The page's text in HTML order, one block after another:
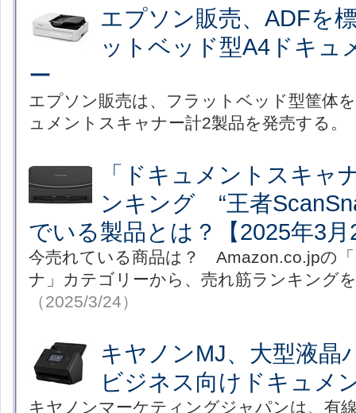
エプソン販売、ADFを
ットベッド型A4ドキュ
ー
エプソン販売は、フラットベッド型筐体
ュメントスキャナー計2製品を発売する。
「ドキュメントスキャ
ンキング “王者
でいる製品とは？【2025年3月
今売れている商品は？ Amazon.co.jpの
ナ」カテゴリーから、売れ筋ランキング
（2025/3/24）
キヤノンMJ、大型液晶
ビジネス向けドキュメ
キヤノンマーケティングジャパンは、有